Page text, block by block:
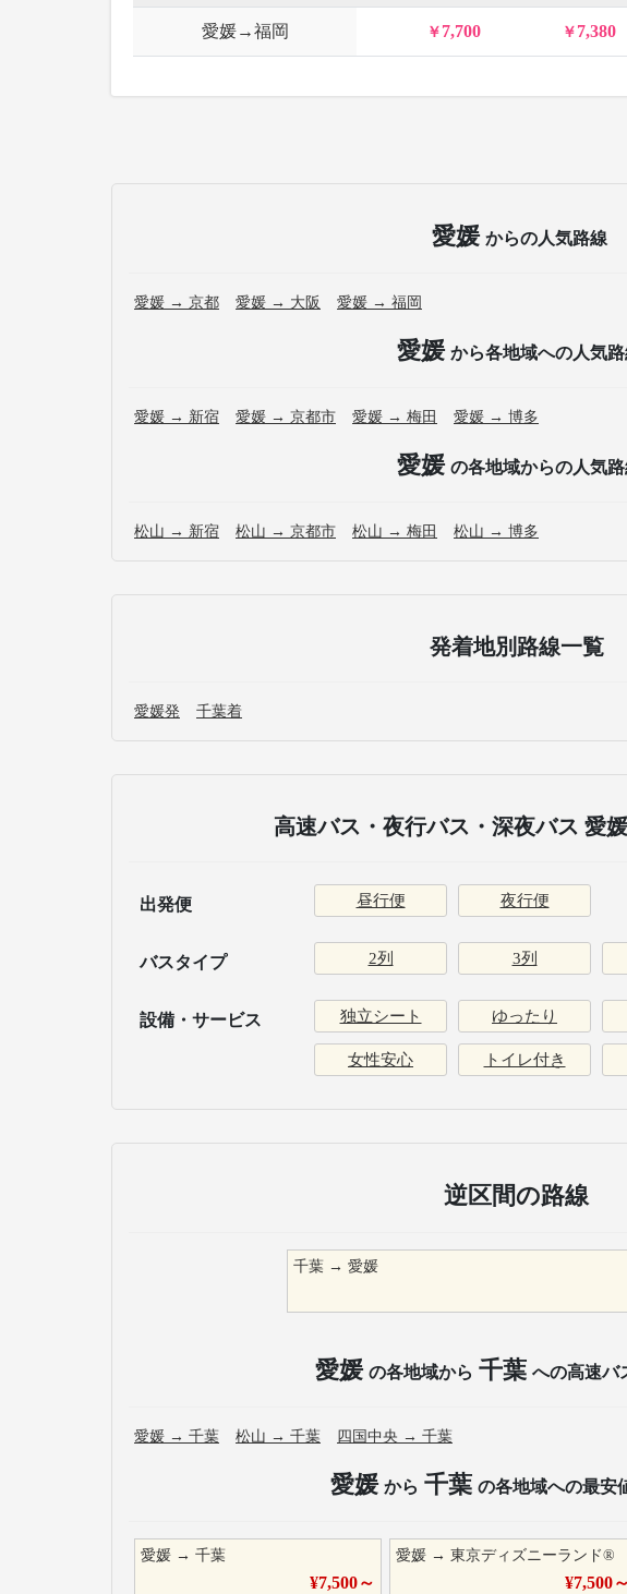
愛媛→福岡 7,700 7,380
愛媛 からの人気路線
愛媛 → 京都 愛媛 → 大阪 愛媛 → 福岡
愛媛 から各地域への人気
愛媛 → 新宿 愛媛 → 京都市 愛媛 → 梅田 愛媛 → 博多
愛媛 の各地域からの人気
松山 → 新宿 松山 → 京都市 松山 → 梅田 松山 → 博多
発着地別路線一覧
愛媛発 千葉着
高速バス・夜行バス・深夜バス 愛
出発便 昼行便 夜行便
バスタイプ 2列 3列
設備・サービス 独立シート ゆったり
女性安心 トイレ付き
逆区間の路線
千葉 →愛媛
愛媛 の各地域から 千葉 への高速バ
愛媛 → 千葉 松山 → 千葉 四国中央 → 千葉
愛媛 から 千葉 の各地域への最安
愛媛 → 千葉
¥7,500～
愛媛 →東京ディズニーランド®
¥7,500～